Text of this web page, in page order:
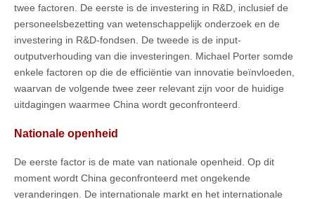
twee factoren. De eerste is de investering in R&D, inclusief de
personeelsbezetting van wetenschappelijk onderzoek en de
investering in R&D-fondsen. De tweede is de input-
outputverhouding van die investeringen. Michael Porter somde
enkele factoren op die de efficiëntie van innovatie beïnvloeden,
waarvan de volgende twee zeer relevant zijn voor de huidige
uitdagingen waarmee China wordt geconfronteerd.
Nationale openheid
De eerste factor is de mate van nationale openheid. Op dit
moment wordt China geconfronteerd met ongekende
veranderingen. De internationale markt en het internationale